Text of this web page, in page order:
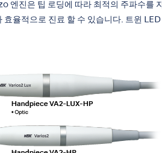
진은 팁 로딩에 따라 최적의 주파수를
율적으로 진료 할 수 있습니다. 트윈